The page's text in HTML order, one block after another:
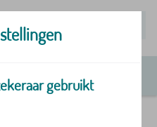
gebruikt